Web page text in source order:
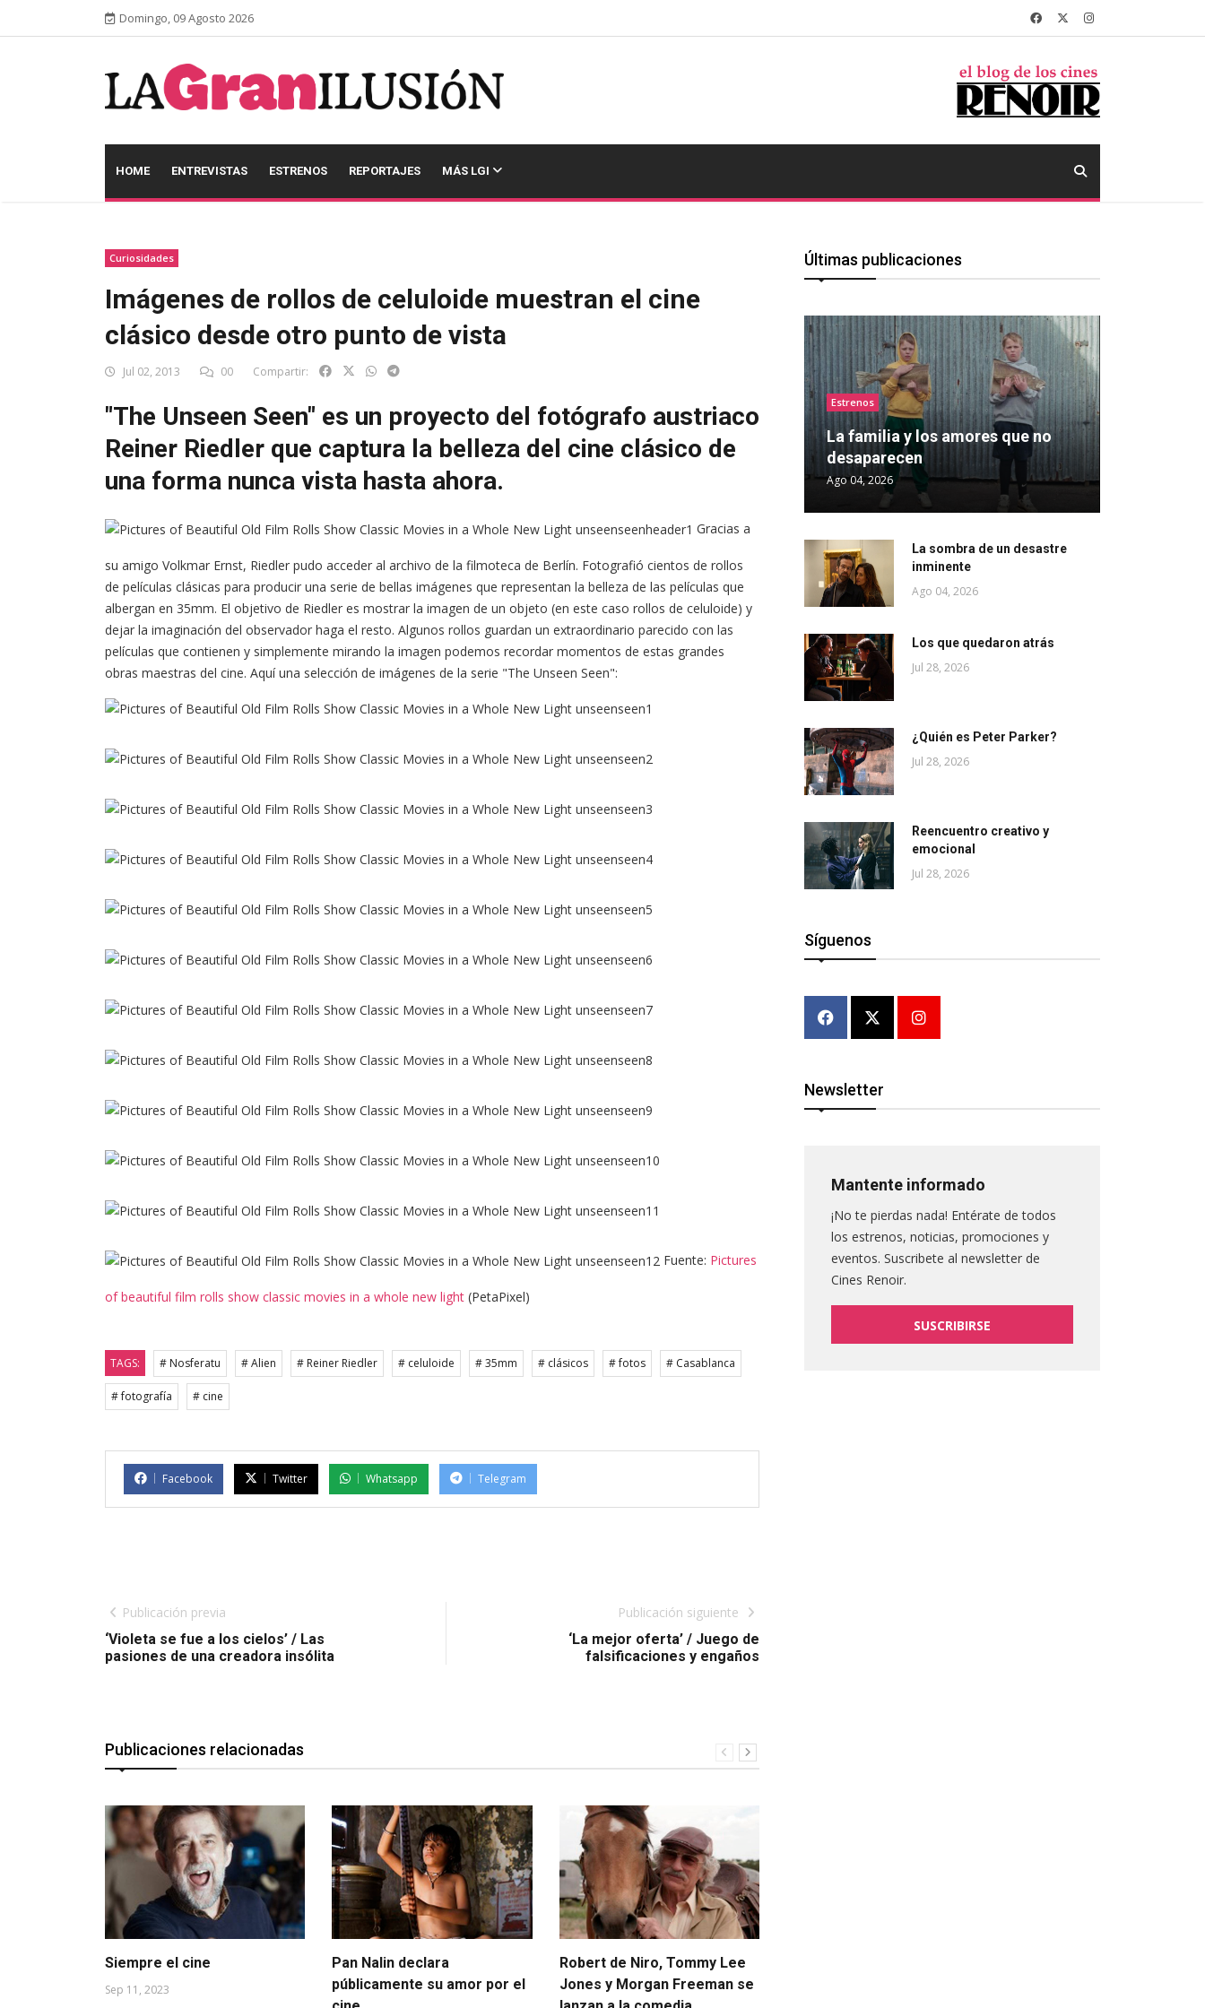
Domingo, 09 Agosto 2026
HOME ENTREVISTAS ESTRENOS REPORTAJES MÁS LGI
Curiosidades
Imágenes de rollos de celuloide muestran el cine
clásico desde otro punto de vista
Jul 02, 2013 00 Compartir:
"The Unseen Seen" es un proyecto del fotógrafo austriaco
Reiner Riedler que captura la belleza del cine clásico de
una forma nunca vista hasta ahora.
Gracias a
su amigo Volkmar Ernst, Riedler pudo acceder al archivo de la filmoteca de Berlín. Fotografió cientos de rollos
de películas clásicas para producir una serie de bellas imágenes que representan la belleza de las películas que
albergan en 35mm. El objetivo de Riedler es mostrar la imagen de un objeto (en este caso rollos de celuloide) y
dejar la imaginación del observador haga el resto. Algunos rollos guardan un extraordinario parecido con las
películas que contienen y simplemente mirando la imagen podemos recordar momentos de estas grandes
obras maestras del cine. Aquí una selección de imágenes de la serie "The Unseen Seen":
Fuente: Pictures
of beautiful film rolls show classic movies in a whole new light (PetaPixel)
TAGS: # Nosferatu # Alien # Reiner Riedler # celuloide # 35mm # clásicos # fotos # Casablanca
# fotografía # cine
Facebook Twitter Whatsapp Telegram
Publicación previa
‘Violeta se fue a los cielos’ / Las
pasiones de una creadora insólita
Publicación siguiente
‘La mejor oferta’ / Juego de
falsificaciones y engaños
Publicaciones relacionadas
Siempre el cine
Sep 11, 2023
Pan Nalin declara
públicamente su amor por el
Robert de Niro, Tommy Lee
Jones y Morgan Freeman se
Últimas publicaciones
Estrenos
La familia y los amores que no
desaparecen
Ago 04, 2026
La sombra de un desastre
inminente
Ago 04, 2026
Los que quedaron atrás
Jul 28, 2026
¿Quién es Peter Parker?
Jul 28, 2026
Reencuentro creativo y
emocional
Jul 28, 2026
Síguenos
Newsletter
Mantente informado
¡No te pierdas nada! Entérate de todos
los estrenos, noticias, promociones y
eventos. Suscribete al newsletter de
Cines Renoir.
SUSCRIBIRSE